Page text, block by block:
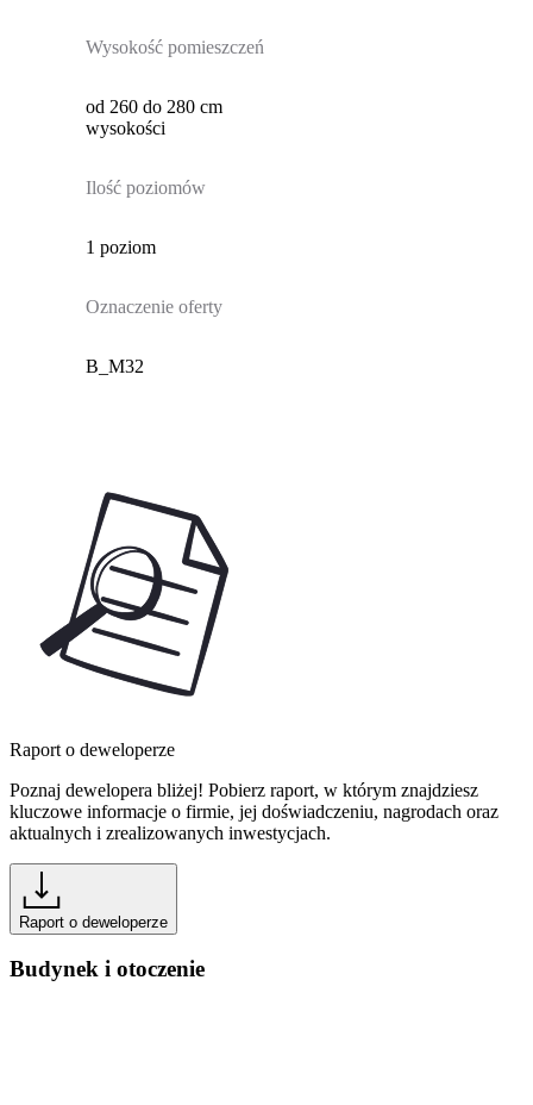
Wysokość pomieszczeń
od 260 do 280 cm
wysokości
Ilość poziomów
1 poziom
Oznaczenie oferty
B_M32
Raport o deweloperze
Poznaj dewelopera bliżej! Pobierz raport, w którym znajdziesz
kluczowe informacje o firmie, jej doświadczeniu, nagrodach oraz
aktualnych i zrealizowanych inwestycjach.
Raport o deweloperze
Budynek i otoczenie